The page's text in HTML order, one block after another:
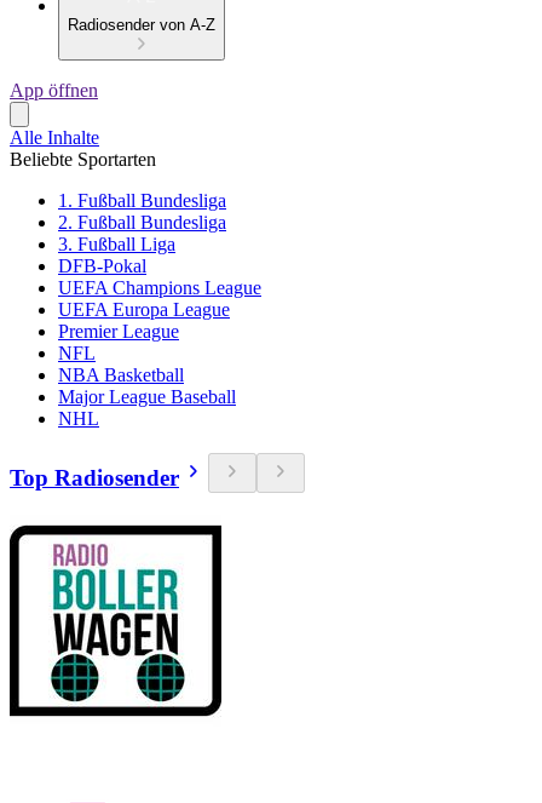
Radiosender von A-Z
App öffnen
Alle Inhalte
Beliebte Sportarten
1. Fußball Bundesliga
2. Fußball Bundesliga
3. Fußball Liga
DFB-Pokal
UEFA Champions League
UEFA Europa League
Premier League
NFL
NBA Basketball
Major League Baseball
NHL
Top Radiosender